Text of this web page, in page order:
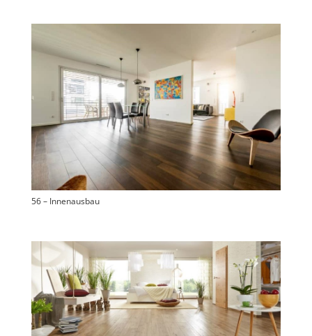
56 – Innenausbau